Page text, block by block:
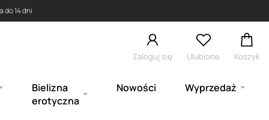
do 14 dni
Zaloguj się Ulubione Koszyk
Bielizna
erotyczna
Nowości Wyprzedaż